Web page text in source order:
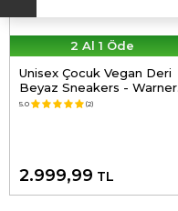
2 Al 1 Öde
Unisex Çocuk Vegan Deri
Beyaz Sneakers - Warner
Bros Tweety Feeling
5.0 (2)
2.999,99 TL